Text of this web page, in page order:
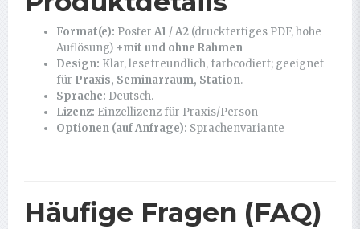
Format(e): Poster A1 /A2 (druckfertiges PDF, hohe
Auflösung) +mit und ohne Rahmen
Design: Klar, lesefreundlich, farbcodiert; geeignet
für Praxis, Seminarraum, Station.
Sprache: Deutsch.
Lizenz: Einzellizenz für Praxis/Person
Optionen (auf Anfrage): Sprachenvariante
Häufige Fragen (FAQ)